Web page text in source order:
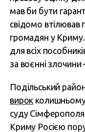
мав би бути
свідомо втілював
громадян у
для всіх
за воєнні злочини
Подільський
вирок колишньому
суду Сімферополя,
Криму Росією